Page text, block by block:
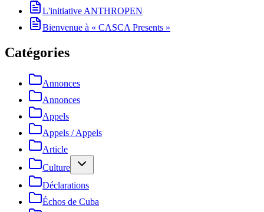
L'initiative ANTHROPEN
Bienvenue à « CASCA Presents »
Catégories
Annonces
Annonces
Appels
Appels / Appels
Article
Culture
Déclarations
Échos de Cuba